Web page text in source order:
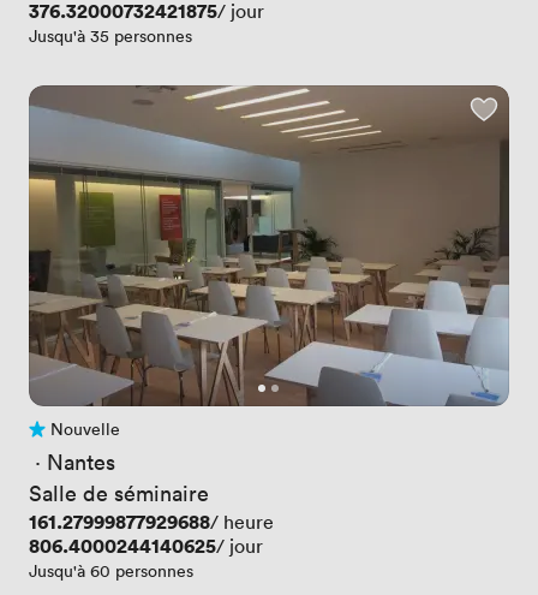
Prix
376.32000732421875/ jour
Jusqu'à 35 personnes
Pas encore d'avis
Nouvelle
· Nantes
Salle de séminaire
Prix
161.27999877929688/ heure
Prix
806.4000244140625/ jour
Jusqu'à 60 personnes